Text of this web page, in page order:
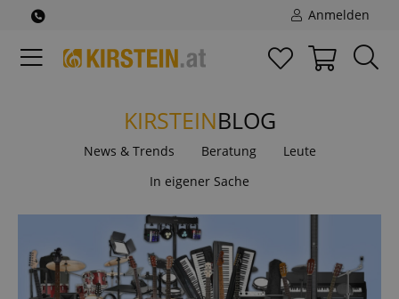
Anmelden
KIRSTEINBLOG
News & Trends Beratung
Leute
In eigener Sache